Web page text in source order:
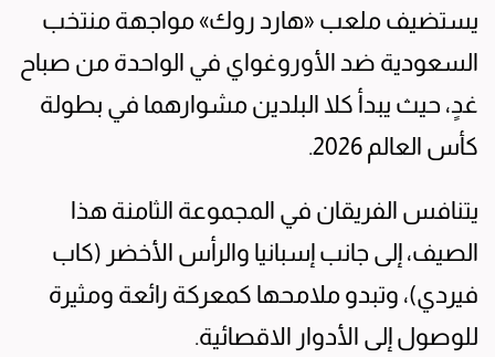
يستضيف ملعب «هارد روك» مواجهة منتخب
السعودية ضد الأوروغواي في الواحدة من صباح
غدٍ، حيث يبدأ كلا البلدين مشوارهما في بطولة
كأس العالم 2026.
يتنافس الفريقان في المجموعة الثامنة هذا
الصيف، إلى جانب إسبانيا والرأس الأخضر (كاب
فيردي)، وتبدو ملامحها كمعركة رائعة ومثيرة
للوصول إلى الأدوار الاقصائية.